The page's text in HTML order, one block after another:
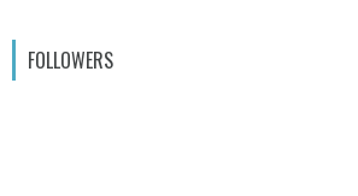
FOLLOWERS